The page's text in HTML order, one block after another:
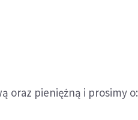
oraz pieniężną i prosimy o: